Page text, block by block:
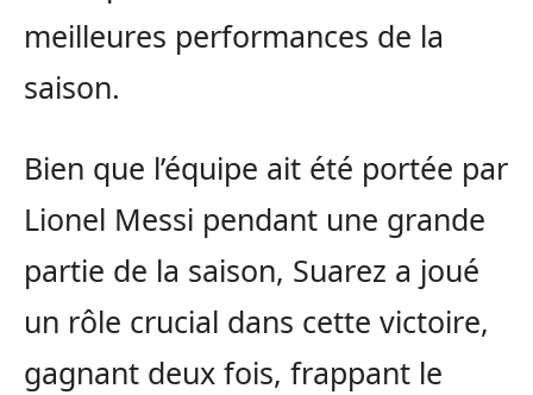
meilleures performances de la
saison.
Bien que l’équipe ait été portée par
Lionel Messi pendant une grande
partie de la saison, Suarez a joué
un rôle crucial dans cette victoire,
gagnant deux fois, frappant le